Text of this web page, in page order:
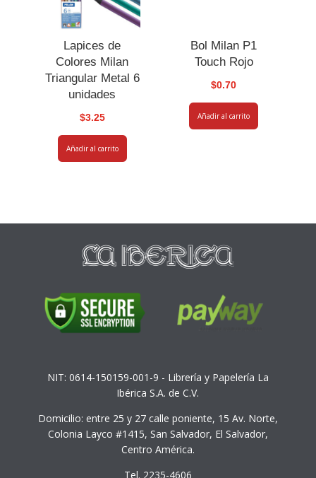
Lapices de
Colores Milan
Triangular Metal 6
unidades
$3.25
Añadir al carrito
Bol Milan P1
Touch Rojo
$0.70
Añadir al carrito
NIT: 0614-150159-001-9 - Librería y Papelería La
Ibérica S.A. de C.V.
Domicilio: entre 25 y 27 calle poniente, 15 Av. Norte,
Colonia Layco #1415, San Salvador, El Salvador,
Centro América.
Tel. 2235-4606